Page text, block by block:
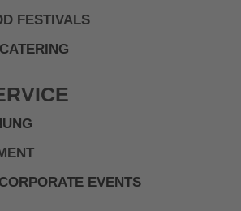
FESTIVALS
EVENTS